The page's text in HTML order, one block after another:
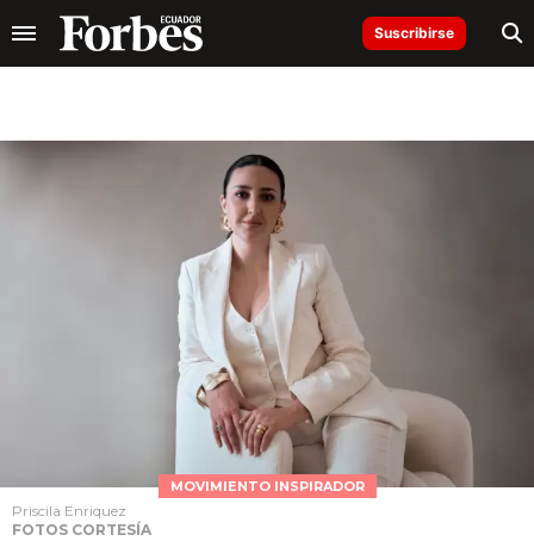
Suscribirse
MOVIMIENTO INSPIRADOR
Priscila Enriquez
FOTOS CORTESÍA